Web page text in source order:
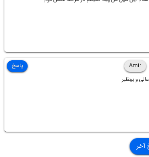
Amir
عالی و بینظیر
پاسخ